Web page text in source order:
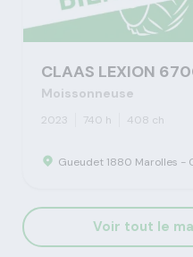
CLAAS LEXION
Moissonneuse
2023 740 h 408 ch
Voir tout le